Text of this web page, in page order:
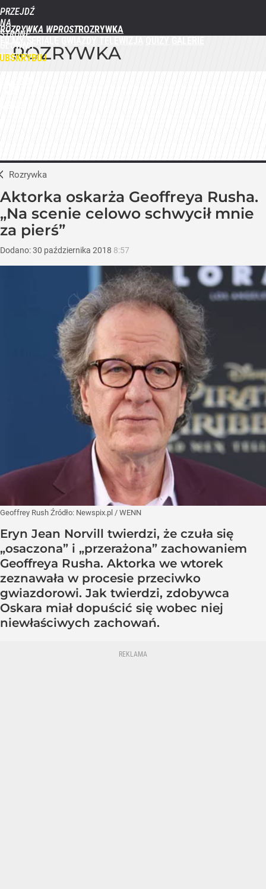
PRZEJDŹ
NA
STRONĘ
GŁÓWNĄ
WPROST.PL
ROZRYWKA WPROST
ROZRYWKA
Rozrywka
Aktorka oskarża Geoffreya Rusha.
„Na scenie celowo schwycił mnie
za pierś”
Dodano:30 października 2018 8:57
Geoffrey Rush Źródło: Newspix.pl / WENN
Eryn Jean Norvill twierdzi, że czuła się
„osaczona” i „przerażona” zachowaniem
Geoffreya Rusha. Aktorka we wtorek
zeznawała w procesie przeciwko
gwiazdorowi. Jak twierdzi, zdobywca
Oskara miał dopuścić się wobec niej
niewłaściwych zachowań.